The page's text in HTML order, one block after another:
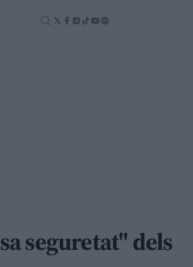
seguretat" dels